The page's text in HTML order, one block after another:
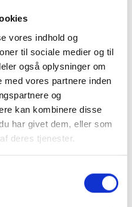
vores indhold og
til sociale medier og til
også oplysninger om
vores partnere inden
og
kan kombinere disse
har givet dem, eller som
deres tjenester.
selvangivelse, så bør
for genoptagelsen er
skattespørgsmål. Hvis I
opgørelse af den
til rådighed mod